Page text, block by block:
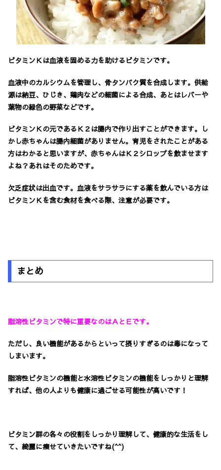
ビタミンＫは血液を固める力を助けるビタミンです。
血液中のカルシウムを管理し、骨タンパク質を合成します。供給
源は納豆、ひじき、鶏肉などの細菌による合成、あとはレバーや
葉物の緑色の野菜などです。
ビタミンＫの元であるＫ２は腸内で作り出すことができます。し
かし赤ちゃんは腸内細菌がありません。育児をされたことがある
方はわかると思いますが、赤ちゃんはＫ２シロップを飲ませます
よね？あれはそのためです。
欠乏症状は出血です。 血液をサラサラにする薬を飲んでいる方は
ビタミンＫを含む食材を食べる際、注意が必要です。
まとめ
脂溶性ビタミンで特に重要なのはＡとＥです。
ただし、 良い機能があるからといって摂りすぎるのは毒になって
しまいます。
脂溶性ビタミンの機能と水溶性ビタミンの機能をしっかりと理解
すれば、他の人よりも健康に過ごせる可能性が高いです！
ビタミン群の各々の役割をしっかり理解して、健康的な生活をし
て、綺麗に痩せていきたいですね(^^)